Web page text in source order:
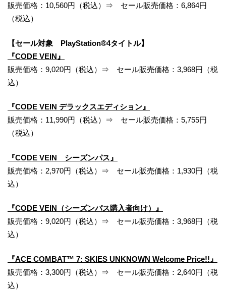
販売価格：10,560円（税込）⇒ セール販売価格：6,864円
（税込）
【セール対象 PlayStation®4タイトル】
『CODE VEIN』
販売価格：9,020円（税込）⇒ セール販売価格：3,968円（税
込）
『CODE VEIN デラックスエディション』
販売価格：11,990円（税込）⇒ セール販売価格：5,755円
（税込）
『CODE VEIN シーズンパス』
販売価格：2,970円（税込）⇒ セール販売価格：1,930円（税
込）
『CODE VEIN（シーズンパス購入者向け）』
販売価格：9,020円（税込）⇒ セール販売価格：3,968円（税
込）
『ACE COMBAT™ 7: SKIES UNKNOWN Welcome Price!!』
販売価格：3,300円（税込）⇒ セール販売価格：2,640円（税
込）